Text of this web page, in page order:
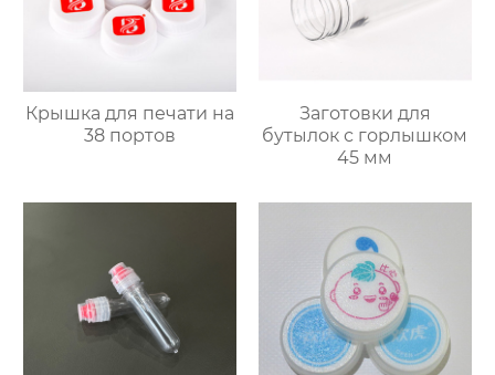
Крышка для печати на
38 портов
Заготовки для
бутылок с горлышком
45 мм